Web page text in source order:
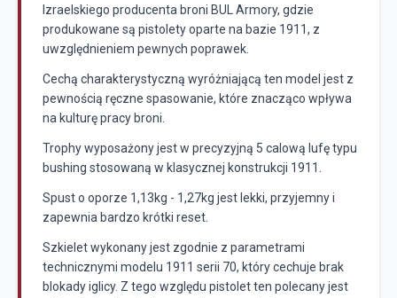
Izraelskiego producenta broni BUL Armory, gdzie
produkowane są pistolety oparte na bazie 1911, z
uwzględnieniem pewnych poprawek.
Cechą charakterystyczną wyróżniającą ten model jest z
pewnością ręczne spasowanie, które znacząco wpływa
na kulturę pracy broni.
Trophy wyposażony jest w precyzyjną 5 calową lufę typu
bushing stosowaną w klasycznej konstrukcji 1911.
Spust o oporze 1,13kg - 1,27kg jest lekki, przyjemny i
zapewnia bardzo krótki reset.
Szkielet wykonany jest zgodnie z parametrami
technicznymi modelu 1911 serii 70, który cechuje brak
blokady iglicy. Z tego względu pistolet ten polecany jest